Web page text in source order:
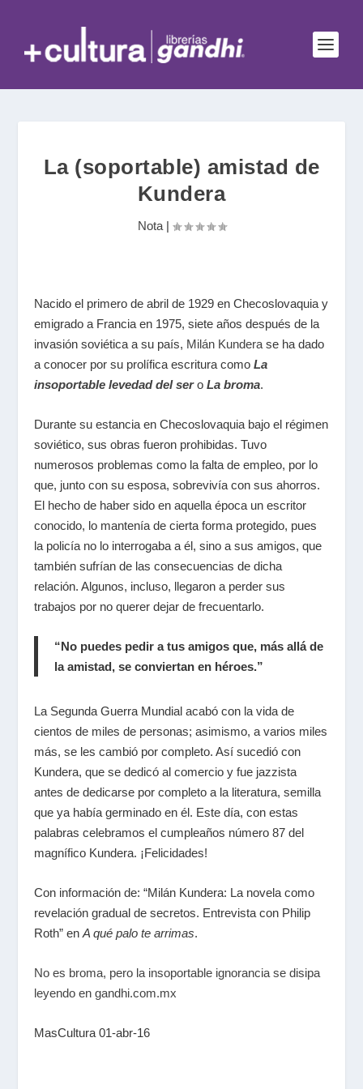
La (soportable) amistad de
Kundera
Nota|
Nacido el primero de abril de 1929 en Checoslovaquia y
emigrado a Francia en 1975, siete años después de la
invasión soviética a su país, Milán Kundera se ha dado
a conocer por su prolífica escritura comoLa
insoportable levedad del seroLa broma.
Durante su estancia en Checoslovaquia bajo el régimen
soviético, sus obras fueron prohibidas. Tuvo
numerosos problemas como la falta de empleo, por lo
que, junto con su esposa, sobrevivía con sus ahorros.
El hecho de haber sido en aquella época un escritor
conocido, lo mantenía de cierta forma protegido, pues
la policía no lo interrogaba a él, sino a sus amigos, que
también sufrían de las consecuencias de dicha
relación. Algunos, incluso, llegaron a perder sus
trabajos por no querer dejar de frecuentarlo.
“No puedes pedir a tus amigos que, más allá de
la amistad, se conviertan en héroes.”
La Segunda Guerra Mundial acabó con la vida de
cientos de miles de personas; asimismo, a varios miles
más, se les cambió por completo. Así sucedió con
Kundera, que se dedicó al comercio y fue jazzista
antes de dedicarse por completo a la literatura, semilla
que ya había germinado en él. Este día, con estas
palabras celebramos el cumpleaños número 87 del
magnífico Kundera. ¡Felicidades!
Con información de: “Milán Kundera: La novela como
revelación gradual de secretos. Entrevista con Philip
Roth” enA qué palo te arrimas.
No es broma, pero la insoportable ignorancia se disipa
leyendo en gandhi.com.mx
MasCultura 01-abr-16